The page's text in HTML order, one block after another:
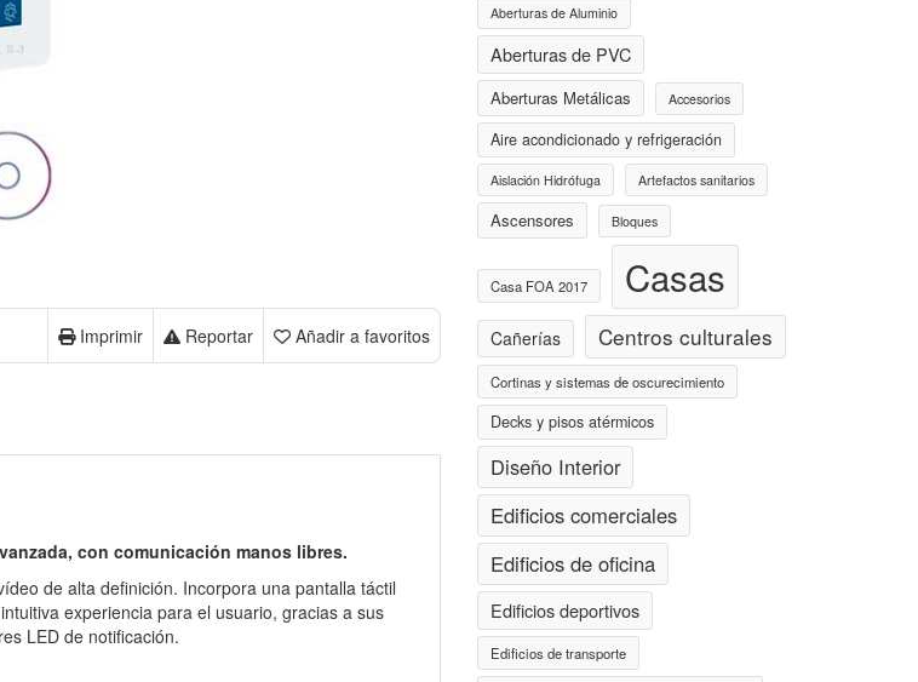
Añadir a favoritos
Reportar
Imprimir
con comunicación manos libres.
de alta definición. Incorpora una pantalla táctil
experiencia para el usuario, gracias a sus
LED de notificación.
Aberturas de Aluminio
Aberturas de PVC
Aberturas Metálicas Accesorios
Aire acondicionado y refrigeración
Aislación Hidrófuga Artefactos sanitarios
Ascensores Bloques
Casa FOA 2017 Casas
Cañerías Centros culturales
Cortinas y sistemas de oscurecimiento
Decks y pisos atérmicos
Diseño Interior
Edificios comerciales
Edificios de oficina
Edificios deportivos
Edificios de transporte